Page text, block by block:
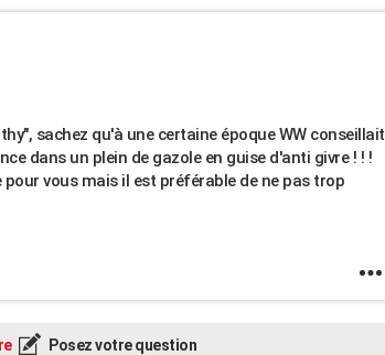
sachez qu'à une certaine époque WW conseillait
dans un plein de gazole en guise d'anti givre ! ! !
pour vous mais il est préférable de ne pas trop
Posez votre question